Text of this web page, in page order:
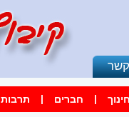
חינוך | חברים | תרבות